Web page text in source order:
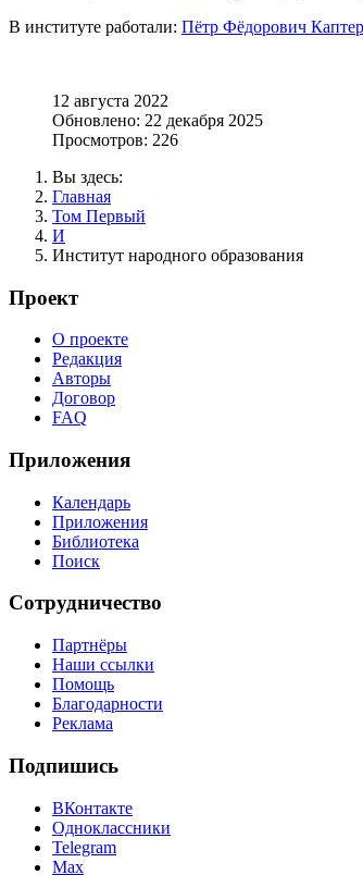
В институте работали: Пётр Фёдорович
12 августа 2022
Обновлено: 22 декабря 2025
Просмотров: 226
Вы здесь:
Главная
Том Первый
И
Институт народного образования
Проект
О проекте
Редакция
Авторы
Договор
FAQ
Приложения
Календарь
Приложения
Библиотека
Поиск
Сотрудничество
Партнёры
Наши ссылки
Помощь
Благодарности
Реклама
Подпишись
ВКонтакте
Одноклассники
Telegram
Max